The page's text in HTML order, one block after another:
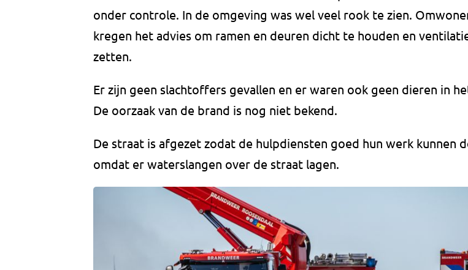
onder controle. In de omgeving was wel veel rook te zien.
kregen het advies om ramen en deuren dicht te houden en
zetten.
Er zijn geen slachtoffers gevallen en er waren ook geen dieren in
De oorzaak van de brand is nog niet bekend.
De straat is afgezet zodat de hulpdiensten goed hun werk kunnen
omdat er waterslangen over de straat lagen.